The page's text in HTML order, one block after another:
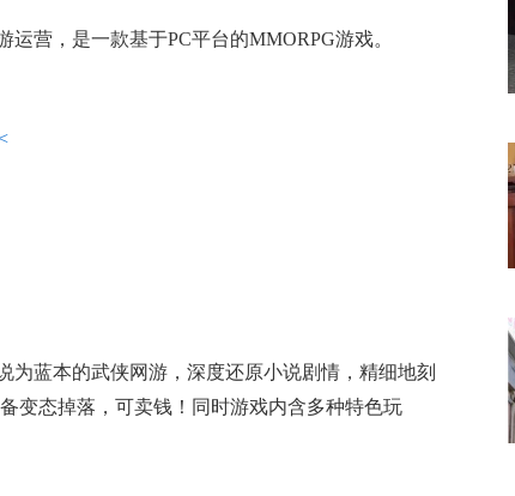
营，是一款基于PC平台的MMORPG游戏。
为蓝本的武侠网游，深度还原小说剧情，精细地刻
变态掉落，可卖钱！同时游戏内含多种特色玩